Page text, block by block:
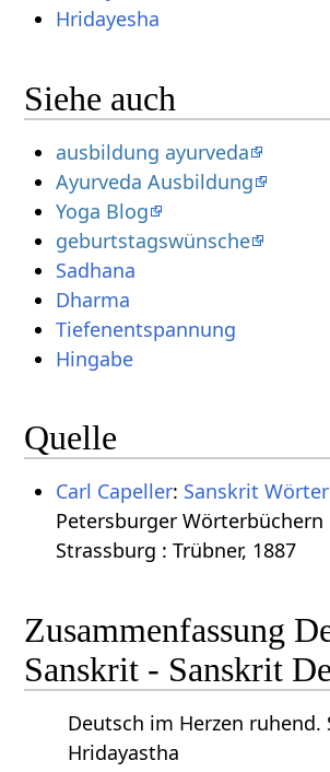
Hridayesha
Siehe auch
ausbildung ayurveda
Ayurveda Ausbildung
Yoga Blog
geburtstagswünsche
Sadhana
Dharma
Tiefenentspannung
Hingabe
Quelle
Carl Capeller: Sanskrit
Petersburger
Strassburg : Trübner, 1887
Zusammenfassung
Sanskrit - Sanskrit
Deutsch im Herzen ruhend.
Hridayastha